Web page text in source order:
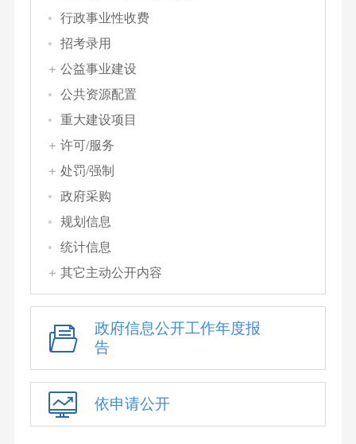
行政事业性收费
招考录用
公益事业建设
公共资源配置
重大建设项目
许可/服务
处罚/强制
政府采购
规划信息
统计信息
其它主动公开内容
政府信息公开工作年度报
告
依申请公开